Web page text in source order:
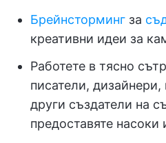
Брейнсторминг за
креативни идеи за
Работете в тясно
писатели,
други създатели на
предоставяте насоки